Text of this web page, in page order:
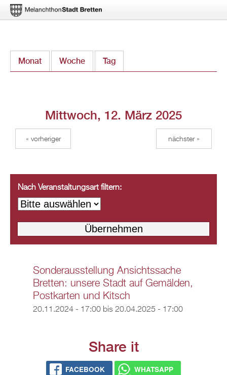
zum
Monat Woche Tag
Mittwoch, 12. März 2025
« vorheriger nächster »
Nach Veranstaltungsart filtern:
Sonderausstellung Ansichtssache
Bretten: unsere Stadt auf Gemälden,
Postkarten und Kitsch
20.11.2024 - 17:00bis 20.04.2025 - 17:00
Share it
FACEBOOK WHATSAPP